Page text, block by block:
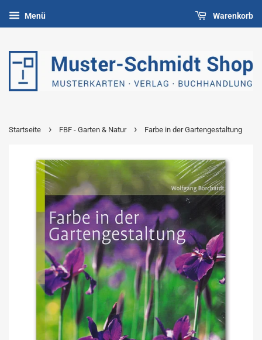
Menü Warenkorb
Startseite › FBF - Garten & Natur › Farbe in der Gartengestaltung